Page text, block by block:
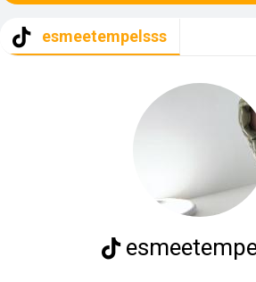
esmeetempelsss